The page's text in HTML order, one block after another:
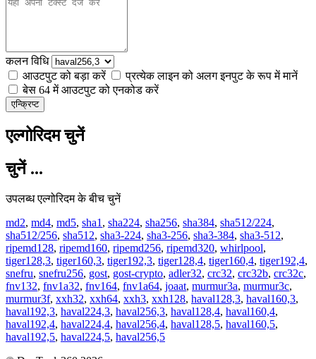
कलन विधि
आउटपुट को बड़ा करें
प्रत्येक लाइन को अलग इनपुट के रूप में मानें
बेस 64 में आउटपुट को एनकोड करें
एन्क्रिप्ट
एल्गोरिदम चुनें
चुनें ...
उपलब्ध एल्गोरिदम के बीच चुनें
md2, md4, md5, sha1 , sha224, sha256, sha384, sha512/224,
sha512/256, sha512, sha3-224, sha3-256, sha3-384, sha3-512,
ripemd128, ripemd160, ripemd256, ripemd320, whirlpool,
tiger128,3, tiger160,3, tiger192,3, tiger128,4, tiger160,4, tiger192,4,
snefru, snefru256, gost, gost-crypto, adler32, crc32, crc32b, crc32c,
fnv132, fnv1a32, fnv164, fnv1a64, joaat, murmur3a, murmur3c,
murmur3f, xxh32, xxh64, xxh3, xxh128, haval128,3, haval160,3,
haval192,3, haval224,3, haval256,3, haval128,4, haval160,4,
haval192,4, haval224,4, haval256,4, haval128,5, haval160,5,
haval192,5, haval224,5, haval256,5